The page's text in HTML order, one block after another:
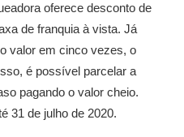
oferece desconto de
de franquia à vista. Já
valor em cinco vezes, o
é possível parcelar a
pagando o valor cheio.
31 de julho de 2020.